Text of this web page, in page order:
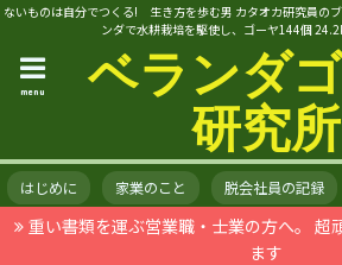
ないものは自分でつくる! 生き方を歩む男 カタオカ研究員の
ンダで水耕栽培を駆使し、ゴーヤ144個
ベランダ
研究所
menu
はじめに 家業のこと 脱会社員の記録
重い書類を運ぶ営業職・士業の方へ。 超
ます